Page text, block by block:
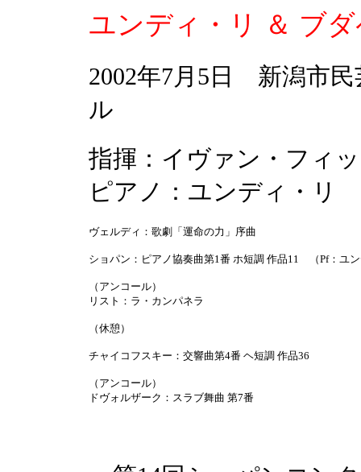
ユンディ・リ ＆ ブ
2002年7月5日 新潟市
ル
指揮：イヴァン・フィ
ピアノ：ユンディ・リ
ヴェルディ：歌劇「運命の力」序曲
ショパン：ピアノ協奏曲第1番 ホ短調 作品11 （Pf：ユ
（アンコール）
リスト：ラ・カンパネラ
（休憩）
チャイコフスキー：交響曲第4番 ヘ短調 作品36
（アンコール）
ドヴォルザーク：スラブ舞曲 第7番